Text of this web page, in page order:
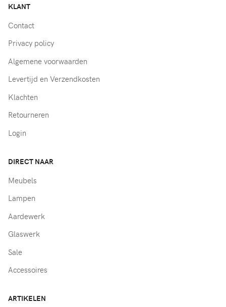
KLANT
Contact
Privacy policy
Algemene voorwaarden
Levertijd en Verzendkosten
Klachten
Retourneren
Login
DIRECT NAAR
Meubels
Lampen
Aardewerk
Glaswerk
Sale
Accessoires
ARTIKELEN